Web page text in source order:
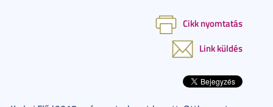
Cikk nyomtatás
Link küldés